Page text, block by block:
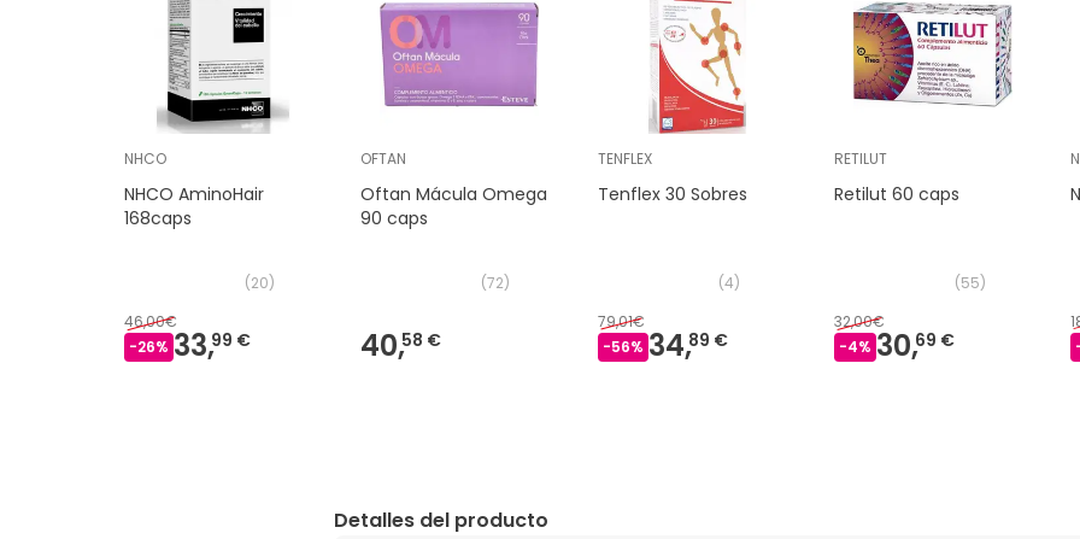
NHCO
NHCO AminoHair
168caps
(20)
46,00€
-26% 33,99 €
OFTAN
Oftan Mácula Omega
90 caps
(72)
40,58 €
TENFLEX
Tenflex 30 Sobres
(4)
79,01€
-56% 34,89 €
RETILUT
Retilut 60 caps
(55)
32,00€
-4% 30,69 €
Detalles del producto